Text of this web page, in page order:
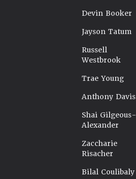
Devin Booker
Jayson Tatum
Russell
Westbrook
Trae Young
Anthony Davis
Shai Gilgeous-
Alexander
Zaccharie
Risacher
Bilal Coulibaly